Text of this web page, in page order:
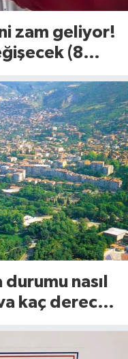
zam geliyor!
(8
nasıl
kaç derece?